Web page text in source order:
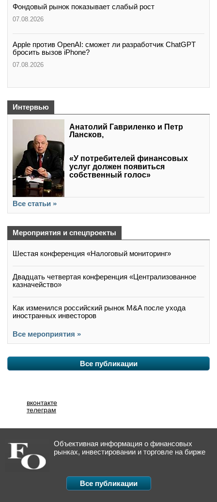
Фондовый рынок показывает слабый рост
07.08.2026
Apple против OpenAI: сможет ли разработчик ChatGPT
бросить вызов iPhone?
07.08.2026
Интервью
Анатолий Гавриленко и Петр
Лансков,
«У потребителей финансовых
услуг должен появиться
собственный голос»
Все статьи »
Мероприятия и спецпроекты
Шестая конференция «Налоговый мониторинг»
Двадцать четвертая конференция «Централизованное
казначейство»
Как изменился российский рынок M&A после ухода
иностранных инвесторов
Все мероприятия »
Все публикации
вконтакте
телеграм
Объективная информация о финансовых
рынках, инвестировании и торговле на бирже
Все публикации